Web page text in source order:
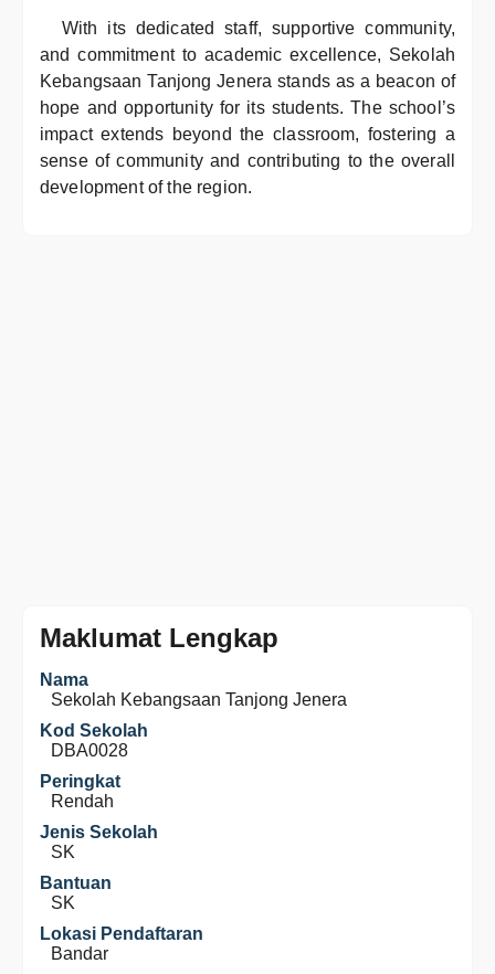
With its dedicated staff, supportive community,
and commitment to academic excellence, Sekolah
Kebangsaan Tanjong Jenera stands as a beacon of
hope and opportunity for its students. The school’s
impact extends beyond the classroom, fostering a
sense of community and contributing to the overall
development of the region.
Maklumat Lengkap
Nama
Sekolah Kebangsaan Tanjong Jenera
Kod Sekolah
DBA0028
Peringkat
Rendah
Jenis Sekolah
SK
Bantuan
SK
Lokasi Pendaftaran
Bandar